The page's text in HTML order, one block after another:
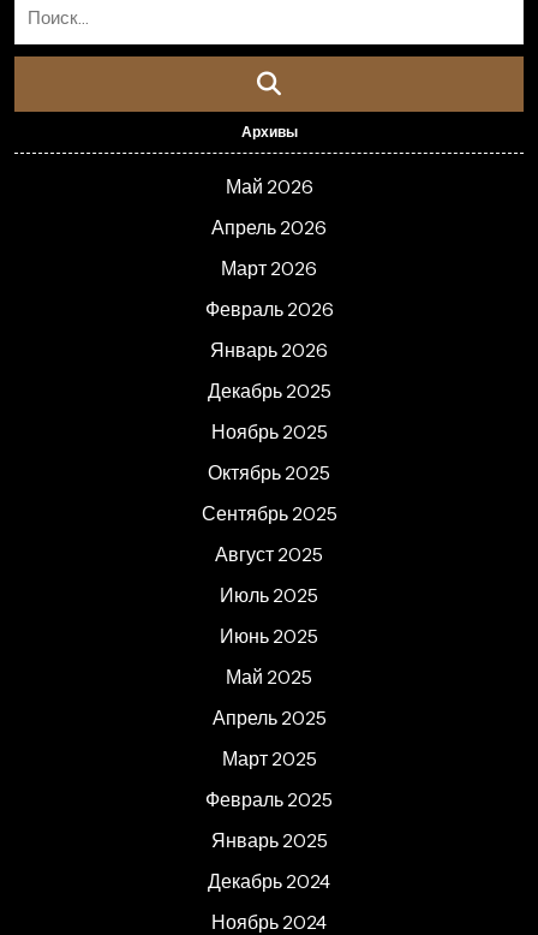
Архивы
Май 2026
Апрель 2026
Март 2026
Февраль 2026
Январь 2026
Декабрь 2025
Ноябрь 2025
Октябрь 2025
Сентябрь 2025
Август 2025
Июль 2025
Июнь 2025
Май 2025
Апрель 2025
Март 2025
Февраль 2025
Январь 2025
Декабрь 2024
Ноябрь 2024